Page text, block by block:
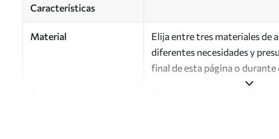
Características
Material
Elija entre tres materiales de
diferentes necesidades y
final de esta página o